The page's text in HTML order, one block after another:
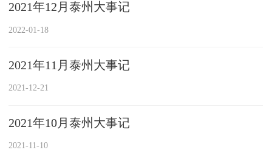
2021年12月泰州大事记
2022-01-18
2021年11月泰州大事记
2021-12-21
2021年10月泰州大事记
2021-11-10